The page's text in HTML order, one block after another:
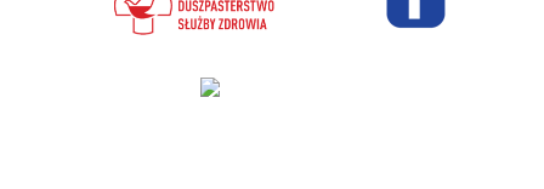
Projekt i wykonanie